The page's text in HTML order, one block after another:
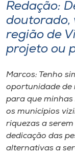
Redação:
doutorado,
região de
projeto ou
Marcos: Tenho
oportunidade de
para que minhas
os municípios
riquezas a
dedicação das
alternativas a